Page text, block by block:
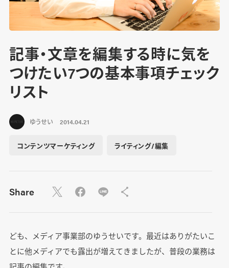
記事・文章を編集する時に気を
つけたい7つの基本事項チェック
リスト
ゆうせい 2014.04.21
コンテンツマーケティング ライティング/編集
Share
ども、メディア事業部のゆうせいです。最近はありがたいこ
とに他メディアでも露出が増えてきましたが、普段の業務は